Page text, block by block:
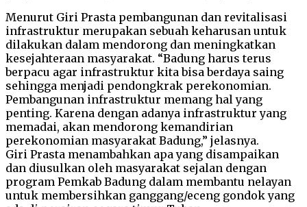
Menurut Giri Prasta pembangunan dan revitalisasi
infrastruktur merupakan sebuah keharusan untuk
dilakukan dalam mendorong dan meningkatkan
kesejahteraan masyarakat. “Badung harus terus
berpacu agar infrastruktur kita bisa berdaya saing
sehingga menjadi pendongkrak perekonomian.
Pembangunan infrastruktur memang hal yang
penting. Karena dengan adanya infrastruktur yang
memadai, akan mendorong kemandirian
perekonomian masyarakat Badung,” jelasnya.
Giri Prasta menambahkan apa yang disampaikan
dan diusulkan oleh masyarakat sejalan dengan
program Pemkab Badung dalam membantu nelayan
untuk membersihkan ganggang/eceng gondok yang